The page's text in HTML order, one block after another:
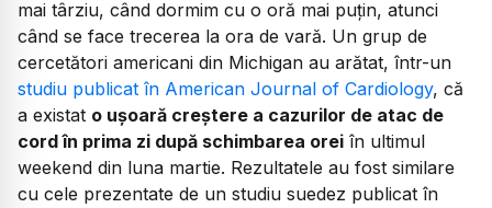
mai târziu, când dormim cu o oră mai puțin, atunci
când se face trecerea la ora de vară. Un grup de
cercetători americani din Michigan au arătat, într-un
studiu publicat în American Journal of Cardiology, că
a existat o ușoară creștere a cazurilor de atac de
cord în prima zi după schimbarea orei în ultimul
weekend din luna martie. Rezultatele au fost similare
cu cele prezentate de un studiu suedez publicat în